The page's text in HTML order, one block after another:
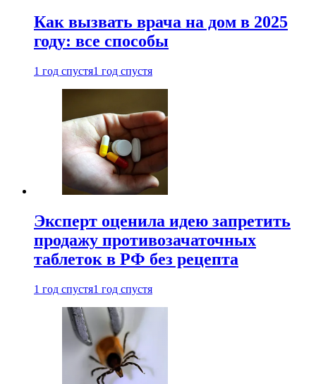
Как вызвать врача на дом в 2025
году: все способы
1 год спустя1 год спустя
Эксперт оценила идею запретить
продажу противозачаточных
таблеток в РФ без рецепта
1 год спустя1 год спустя